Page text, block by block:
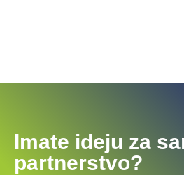
Imate ideju za
partnerstvo?